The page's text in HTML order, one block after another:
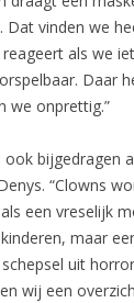
Dat vinden we
als we
Daar
we onprettig.”
bijgedragen
“Clowns
een vreselijk
maar
uit
wij een